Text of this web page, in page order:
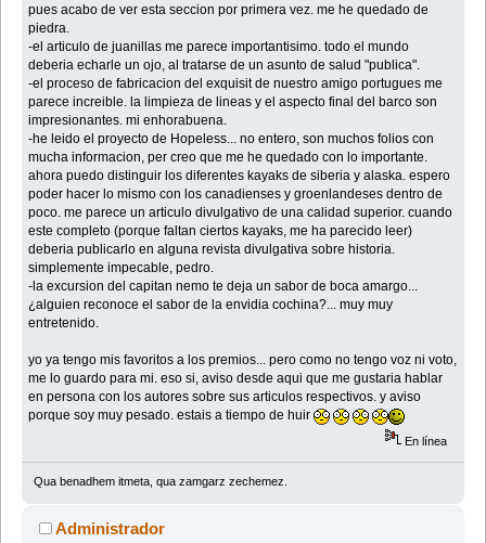
pues acabo de ver esta seccion por primera vez. me he quedado de
piedra.
-el articulo de juanillas me parece importantisimo. todo el mundo
deberia echarle un ojo, al tratarse de un asunto de salud "publica".
-el proceso de fabricacion del exquisit de nuestro amigo portugues me
parece increible. la limpieza de lineas y el aspecto final del barco son
impresionantes. mi enhorabuena.
-he leido el proyecto de Hopeless... no entero, son muchos folios con
mucha informacion, per creo que me he quedado con lo importante.
ahora puedo distinguir los diferentes kayaks de siberia y alaska. espero
poder hacer lo mismo con los canadienses y groenlandeses dentro de
poco. me parece un articulo divulgativo de una calidad superior. cuando
este completo (porque faltan ciertos kayaks, me ha parecido leer)
deberia publicarlo en alguna revista divulgativa sobre historia.
simplemente impecable, pedro.
-la excursion del capitan nemo te deja un sabor de boca amargo...
¿alguien reconoce el sabor de la envidia cochina?... muy muy
entretenido.
yo ya tengo mis favoritos a los premios... pero como no tengo voz ni voto,
me lo guardo para mi. eso si, aviso desde aqui que me gustaria hablar
en persona con los autores sobre sus articulos respectivos. y aviso
porque soy muy pesado. estais a tiempo de huir
En línea
Qua benadhem itmeta, qua zamgarz zechemez.
Administrador